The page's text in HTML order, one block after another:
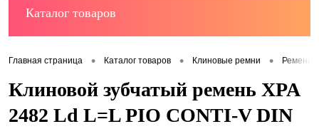
Каталог товаров
Главная страница • Каталог товаров • Клиновые ремни • Ремень
Клиновой зубчатый ремень XPA
2482 Ld L=L PIO CONTI-V DIN